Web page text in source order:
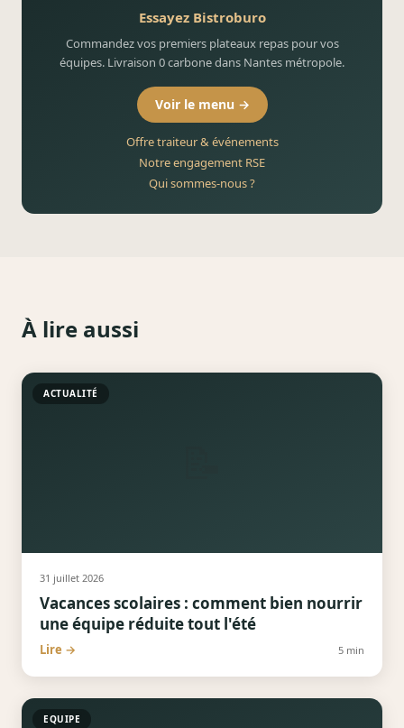
Essayez Bistroburo
Commandez vos premiers plateaux repas pour vos
équipes. Livraison 0 carbone dans Nantes métropole.
Voir le menu →
Offre traiteur & événements
Notre engagement RSE
Qui sommes-nous ?
À lire aussi
ACTUALITÉ
31 juillet 2026
Vacances scolaires : comment bien nourrir
une équipe réduite tout l'été
Lire → 5 min
EQUIPE